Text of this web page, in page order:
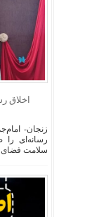
اخلاق
زنجان-
رسانه‌ای
سلامت